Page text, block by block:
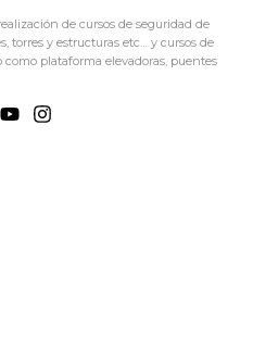
de cursos de seguridad de
torres y estructuras etc… y cursos de
plataforma elevadoras, puentes